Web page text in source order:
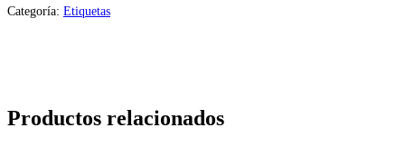
Categoría: Etiquetas
Productos relacionados